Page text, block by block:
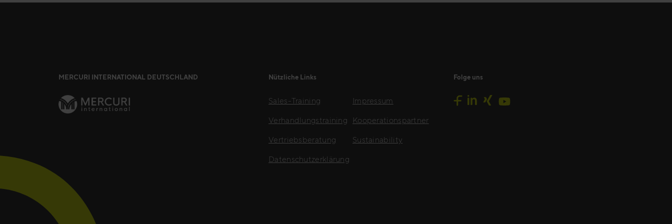
MERCURI INTERNATIONAL DEUTSCHLAND Nützliche Links
Sales-Training
Verhandlungstraining
Vertriebsberatung
Datenschutzerklärung
Impressum
Kooperationspartner
Sustainability
Folge uns